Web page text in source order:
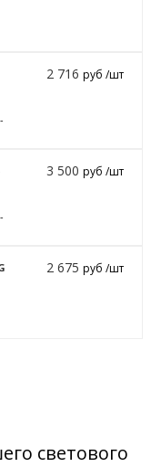
2 716руб /шт
3 500руб /шт
2 675руб /шт
светового